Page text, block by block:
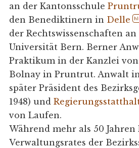
an der Kantonsschule
den Benediktinern in Delle
der Rechtswissenschaften an
Universität Bern. Berner
Praktikum in der Kanzlei von
Bolnay in Pruntrut. Anwalt in
später Präsident des
1948) und
von Laufen.
Während mehr als 50
Verwaltungsrates der